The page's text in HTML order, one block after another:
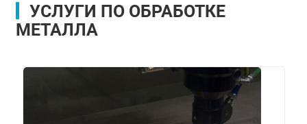
УСЛУГИ ПО ОБРАБОТКЕ
МЕТАЛЛА